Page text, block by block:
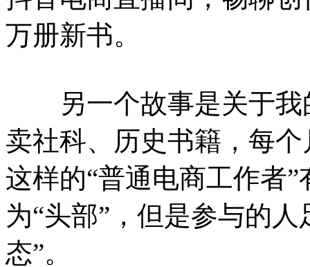
万册新书。
另一个故事是关于我
卖社科、历史书籍，每
这样的“普通电商工作者
为“头部”，但是参与的
态”。